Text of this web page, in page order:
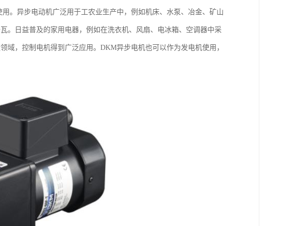
。异步电动机广泛用于工农业生产中，例如机床、水泵、冶金、矿山
。日益普及的家用电器，例如在洗衣机、风扇、电冰箱、空调器中采
域，控制电机得到广泛应用。DKM异步电机也可以作为发电机使用，